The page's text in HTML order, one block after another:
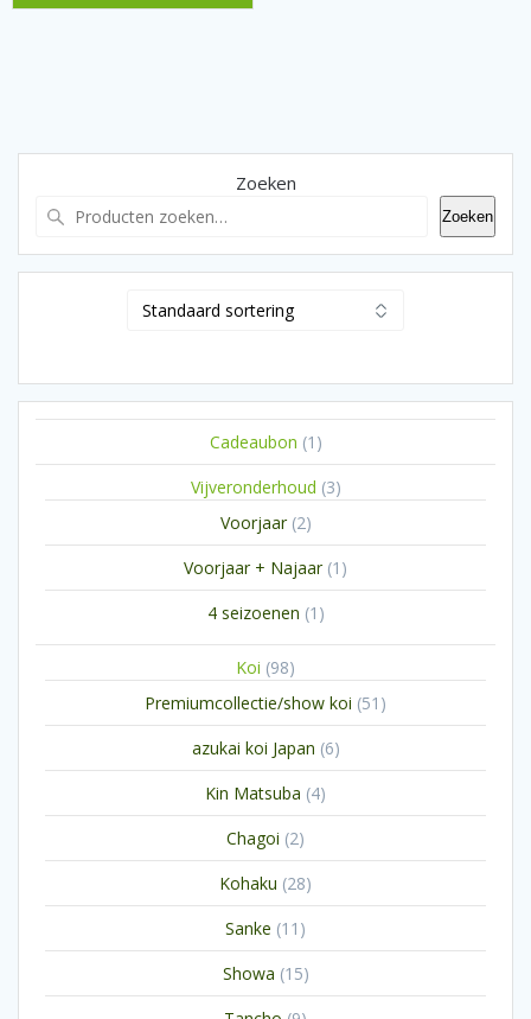
Zoeken
Zoeken
Cadeaubon 1 1
product
Vijveronderhoud 33
Voorjaar 22
producten
Voorjaar + Najaar 1 1
product
4 seizoenen 1 1
Koi 9898
producten
Premiumcollectie/show koi 51 51
producten
azukai koi Japan 66
producten
Kin Matsuba 44
producten
Chagoi 22
producten
Kohaku 2828
producten
Sanke 11 11
producten
Showa 1515
producten